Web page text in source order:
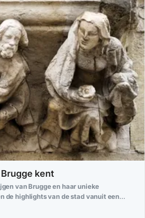
kent
van Brugge en haar unieke
de highlights van de stad vanuit een